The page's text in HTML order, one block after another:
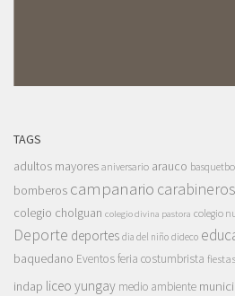
TAGS
adultos mayores aniversario arauco
bomberos campanario carabineros
colegio cholguan colegio divina pastora colegio
Deporte deportes dia del niño dideco
baquedano Eventosferia costumbrista
indap liceo yungay medio ambiente